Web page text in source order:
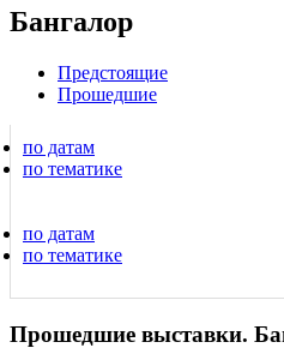
Бангалор
Предстоящие
Прошедшие
по датам
по тематике
по датам
по тематике
Прошедшие выставки.